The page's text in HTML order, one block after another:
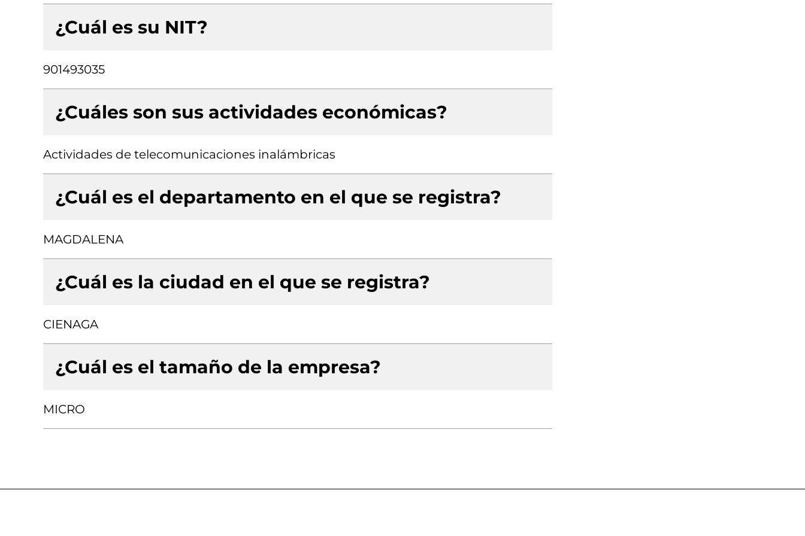
¿Cuál es su NIT?
901493035
¿Cuáles son sus actividades económicas?
Actividades de telecomunicaciones inalámbricas
¿Cuál es el departamento en el que se registra?
MAGDALENA
¿Cuál es la ciudad en el que se registra?
CIENAGA
¿Cuál es el tamaño de la empresa?
MICRO